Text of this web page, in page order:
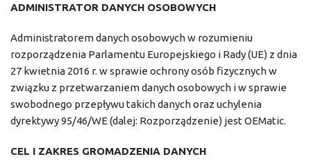
ADMINISTRATOR DANYCH OSOBOWYCH
Administratorem danych osobowych w rozumieniu
rozporządzenia Parlamentu Europejskiego i Rady (UE) z dnia
27 kwietnia 2016 r. w sprawie ochrony osób fizycznych w
związku z przetwarzaniem danych osobowych i w sprawie
swobodnego przepływu takich danych oraz uchylenia
dyrektywy 95/46/WE (dalej: Rozporządzenie) jest OEMatic.
CEL I ZAKRES GROMADZENIA DANYCH